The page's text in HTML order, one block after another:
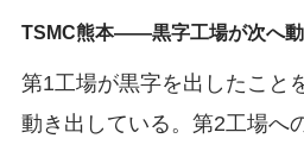
TSMC熊本——黒字工場が次へ動
第1工場が黒字を出したこと
動き出している。第2工場へ